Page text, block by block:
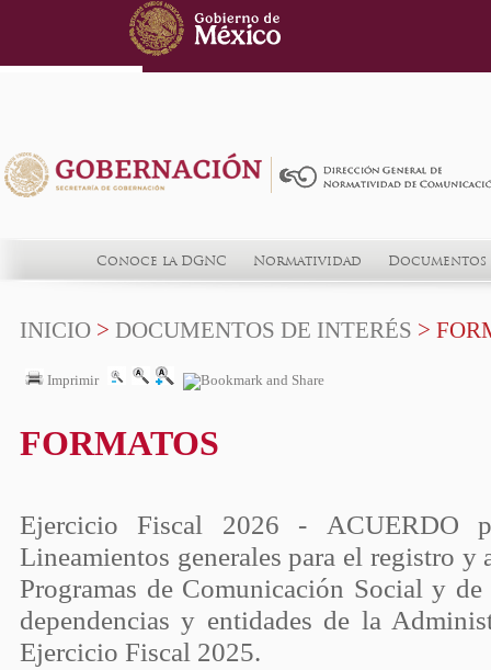
Conoce la DGNC Normatividad
INICIO > DOCUMENTOS DE INTERÉS >
Imprimir
FORMATOS
Ejercicio Fiscal 2026 - ACUERDO
Lineamientos generales para el registro y
Programas de Comunicación Social y
dependencias y entidades de la
Ejercicio Fiscal 2025.